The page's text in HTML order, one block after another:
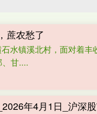
蔗农愁了
水镇溪北村，面对着
、甘....
年4月1日_沪深